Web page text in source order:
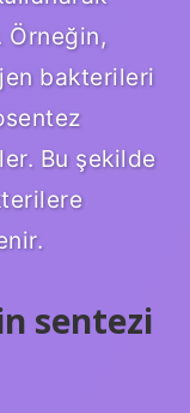
Örneğin,
bakterileri
Bu şekilde
sentezi